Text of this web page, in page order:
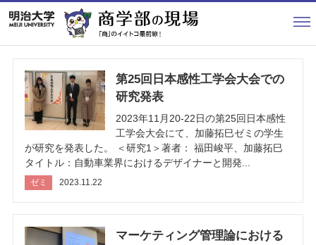
第25回日本感性工学会大会での
研究発表
2023年11月20-22日の第25回日本感性
工学会大会にて、加藤拓巳ゼミの学生
が研究を発表した。 ＜研究1＞著者： 福田峻平、加藤拓巳
タイトル：自動車業界におけるデザイナーと開発...
ゼミ 2023.11.22
マーケティング管理論における
HOME
授業
留学
学生生活
イベント
卒業生訪問